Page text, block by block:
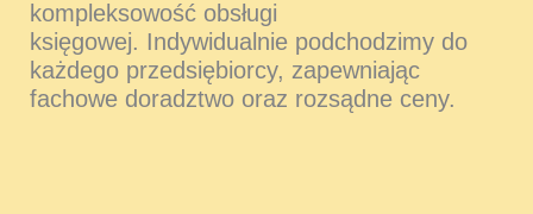
kompleksowość obsługi
księgowej. Indywidualnie podchodzimy do
każdego przedsiębiorcy, zapewniając
fachowe doradztwo oraz rozsądne ceny.